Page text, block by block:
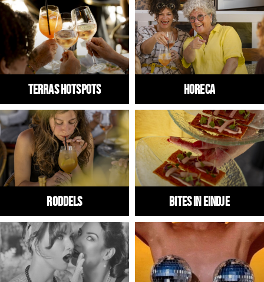
Te koop en te huur
Winkels
Werken
Aanbiedingen
Ook reclame maken?
Over Eindhovens Rondje
Inloggen
Terras hotspots HORECA
RODDELS Bites in Eindje